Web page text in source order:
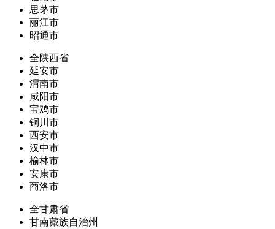
思茅市
丽江市
昭通市
全陕西省
延安市
渭南市
咸阳市
宝鸡市
铜川市
西安市
汉中市
榆林市
安康市
商洛市
全甘肃省
甘南藏族自治州